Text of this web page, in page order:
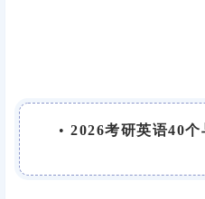
•2026考研英语40